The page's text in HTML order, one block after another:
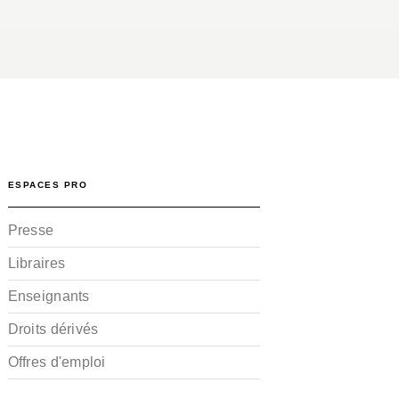
ESPACES PRO
Presse
Libraires
Enseignants
Droits dérivés
Offres d'emploi